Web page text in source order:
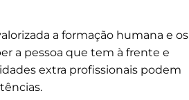
a formação humana e os
a pessoa que tem à frente e
extra profissionais podem